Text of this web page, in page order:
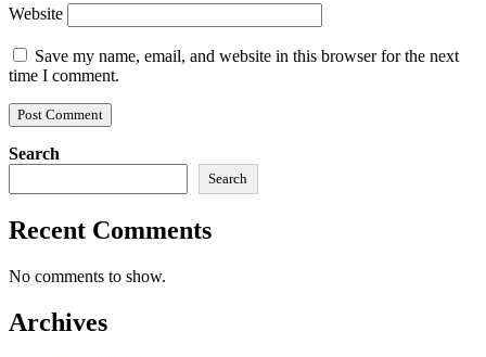
Website
Save my name, email, and website in this browser for the next
time I comment.
Search
Search
Recent Comments
No comments to show.
Archives